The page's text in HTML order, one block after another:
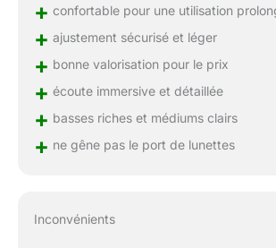
+ confortable pour une utilisation
+ ajustement sécurisé et léger
+ bonne valorisation pour le prix
+ écoute immersive et détaillée
+ basses riches et médiums clairs
+ ne gêne pas le port de lunettes
Inconvénients